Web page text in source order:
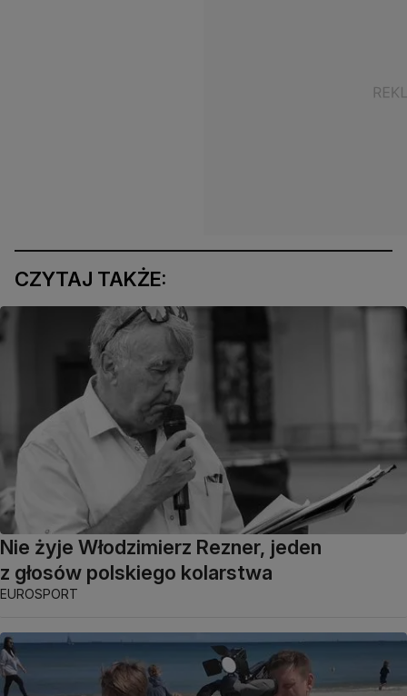
CZYTAJ TAKŻE:
Nie żyje Włodzimierz Rezner, jeden
z głosów polskiego kolarstwa
EUROSPORT